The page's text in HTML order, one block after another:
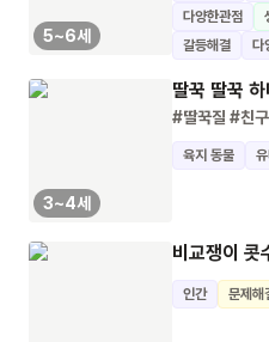
5~6세
다양한관점
갈등해결
다
3~4세
딸꾹 딸꾹
#딸꾹질 #친구
육지 동물
비교쟁이 콧
인간 문제해